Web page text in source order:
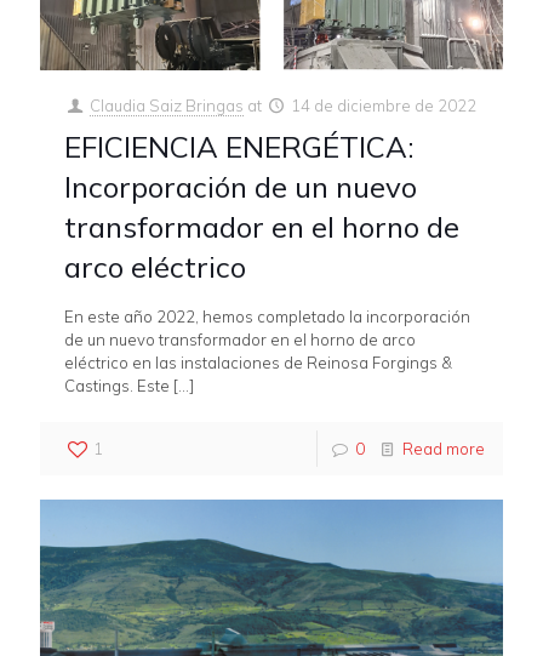
Claudia Saiz Bringas at 14 de diciembre de 2022
EFICIENCIA ENERGÉTICA:
Incorporación de un nuevo
transformador en el horno de
arco eléctrico
En este año 2022, hemos completado la incorporación
de un nuevo transformador en el horno de arco
eléctrico en las instalaciones de Reinosa Forgings &
Castings. Este […]
1 0 Read more